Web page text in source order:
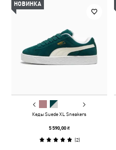
НОВИНКА
Кеды Suede XL Sneakers
5 590,00 ₴
(2)